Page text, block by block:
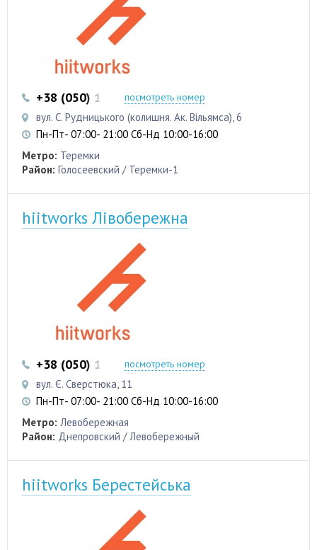
+38 (050) 103 22 22 +38 (050) 103 22 22
посмотреть номер
вул. С. Рудницького (колишня. Ак. Вільямса), 6
Пн-Пт- 07:00- 21:00 Сб-Нд 10:00-16:00
Метро: Теремки
Район: Голосеевский / Теремки-1
hiitworks Лівобережна
+38 (050) 103 22 22 +38 (050) 103 22 22
посмотреть номер
вул. Є. Сверстюка, 11
Пн-Пт- 07:00- 21:00 Сб-Нд 10:00-16:00
Метро: Левобережная
Район: Днепровский / Левобережный
hiitworks Берестейська